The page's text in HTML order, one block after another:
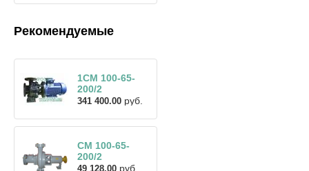
Рекомендуемые
1СМ 100-65-
200/2
341 400.00 руб.
СМ 100-65-
200/2
49 128.00 руб.